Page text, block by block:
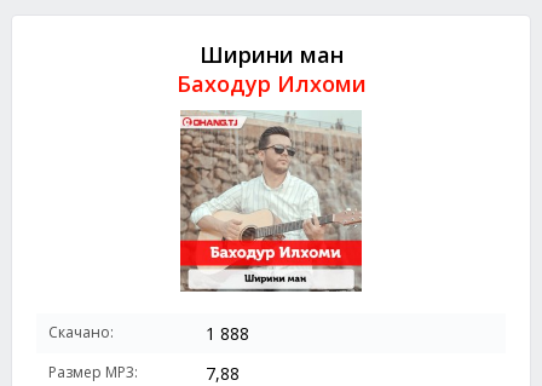
Ширини ман
Баходур Илхоми
Скачано: 1 888
Размер MP3: 7,88